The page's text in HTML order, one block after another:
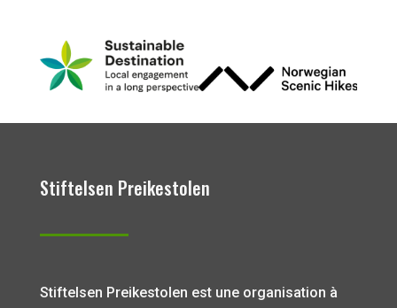
Stiftelsen Preikestolen
Stiftelsen Preikestolen est une organisation à